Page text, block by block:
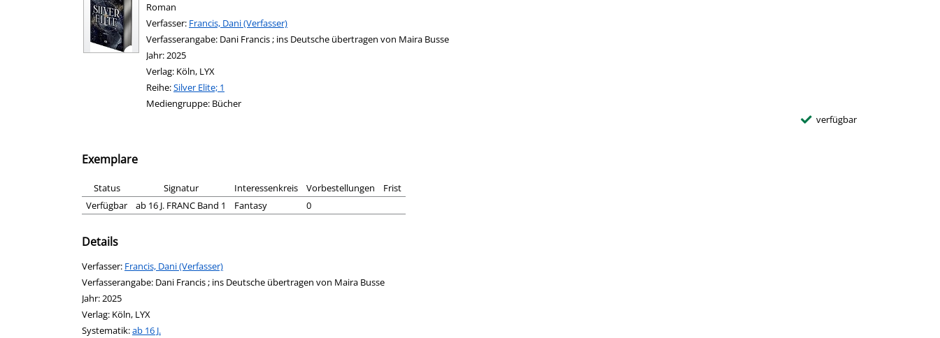
Roman
Verfasser: Suche nach diesem Verfasser
Francis, Dani (Verfasser)
Verfasserangabe: Dani Francis ; ins Deutsche übertragen von Maira Busse
Jahr:2025
Verlag: Köln, LYX
Reihe:Silver Elite; 1
Mediengruppe: Bücher
verfügbar
Exemplare
Status Signatur Interessenkreis Vorbestellungen
Frist
Verfügbar
ab 16 J. FRANC Band 1 Fantasy 0
Details
Verfasser: Suche nach diesem Verfasser
Francis, Dani (Verfasser)
Verfasserangabe: Dani Francis ; ins Deutsche übertragen von Maira Busse
Jahr:2025
Verlag: Köln, LYX
opens in new tab
Diesen Link in neuem Tab öffnen
Systematik:Suche nach dieser Systematik
ab 16 J.